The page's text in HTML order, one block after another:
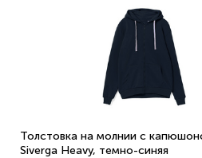
Толстовка на молнии с
Siverga Heavy, темно-синяя